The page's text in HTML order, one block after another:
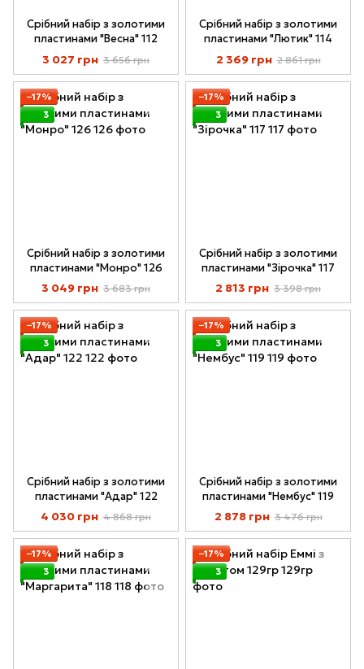
Срібний набір з золотими
пластинами "Весна" 112
3 027 грн 3 656 грн
Срібний набір з золотими
пластинами "Лютик" 114
2 369 грн 2 861 грн
−17%
3
Срібний набір з золотими
пластинами "Монро" 126
3 049 грн 3 683 грн
−17%
3
Срібний набір з золотими
пластинами "Зірочка" 117
2 813 грн 3 398 грн
−17%
3
Срібний набір з золотими
пластинами "Адар" 122
4 030 грн 4 868 грн
−17%
3
Срібний набір з золотими
пластинами "Нембус" 119
2 878 грн 3 476 грн
−17%
3
−17%
3